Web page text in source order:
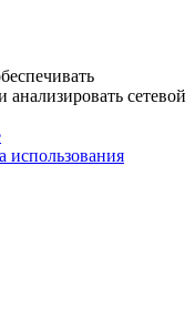
сетевой
использования